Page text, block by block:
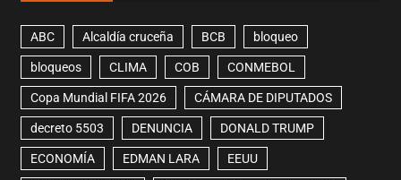
ABC Alcaldía cruceña BCB bloqueo
bloqueos CLIMA COB CONMEBOL
Copa Mundial FIFA 2026 CÁMARA DE DIPUTADOS
decreto 5503 DENUNCIA DONALD TRUMP
ECONOMÍA EDMAN LARA EEUU